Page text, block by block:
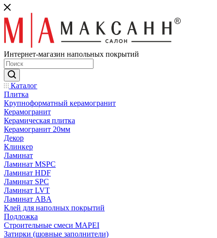
Интернет-магазин напольных покрытий
Каталог
Плитка
Крупноформатный керамогранит
Керамогранит
Керамическая плитка
Керамогранит 20мм
Декор
Клинкер
Ламинат
Ламинат MSPC
Ламинат HDF
Ламинат SPC
Ламинат LVT
Ламинат ABA
Клей для наполных покрытий
Подложка
Строительные смеси MAPEI
Затирки (шовные заполнители)